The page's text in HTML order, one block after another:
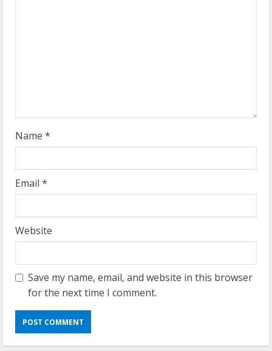
g
Name *
Email *
Website
Save my name, email, and website in this browser
for the next time I comment.